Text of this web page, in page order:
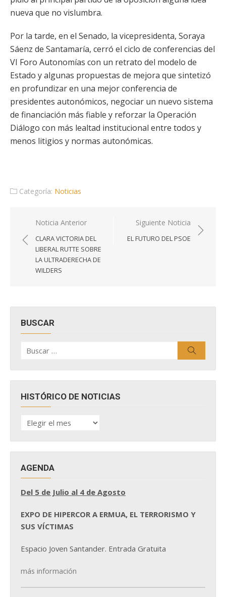
nueva que no vislumbra.
Por la tarde, en el Senado, la vicepresidenta, Soraya
Sáenz de Santamaría, cerró el ciclo de conferencias del
VI Foro Autonomías con un retrato del modelo de
Estado y algunas propuestas de mejora que sintetizó
en profundizar en una mejor conferencia de
presidentes autonómicos, negociar un nuevo sistema
de financiación más fiable y reforzar la Operación
Diálogo con más lealtad institucional entre todos y
menos litigios y normas autonómicas.
Categoría: Noticias
Navegación
de
entradas
Noticia Anterior
CLARA VICTORIA DEL
LIBERAL RUTTE SOBRE
LA ULTRADERECHA DE
WILDERS
Siguiente Noticia
EL FUTURO DEL PSOE
BUSCAR
por:
HISTÓRICO DE NOTICIAS
HISTÓRICO
DE
AGENDA
Del 5 de Julio al 4 de Agosto
EXPO DE HIPERCOR A ERMUA, EL TERRORISMO Y
SUS VÍCTIMAS
Espacio Joven Santander. Entrada Gratuita
más información